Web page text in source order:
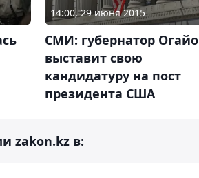
14:00, 29 июня 2015
СМИ: губернатор Огайо
выставит свою
кандидатуру на пост
президента США
zakon.kz в: